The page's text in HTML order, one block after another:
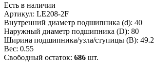
Есть в наличии
Артикул: LE208-2F
Внутренний диаметр подшипника (d): 40
Наружный диаметр подшипника (D): 80
Ширина подшипника/узла/ступицы (B): 49.2
Вес: 0.55
Свободный остаток: 686 шт.